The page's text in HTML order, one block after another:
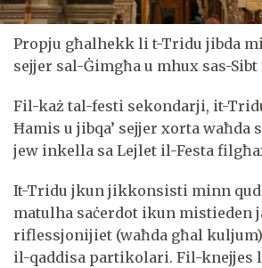
Propju għalhekk li t-Tridu jibda
sejjer sal-Ġimgħa u mhux sas-
Fil-każ tal-festi sekondarji, it-
Ħamis u jibqa’ sejjer xorta waħda
jew inkella sa Lejlet il-Festa
It-Tridu jkun jikkonsisti minn
matulha saċerdot ikun mistieden
riflessjonijiet (waħda għal
il-qaddisa partikolari. Fil-knejjes